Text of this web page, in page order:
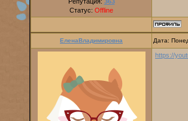
Статус: Offline
ЕленаВладимировна Дата:
https://